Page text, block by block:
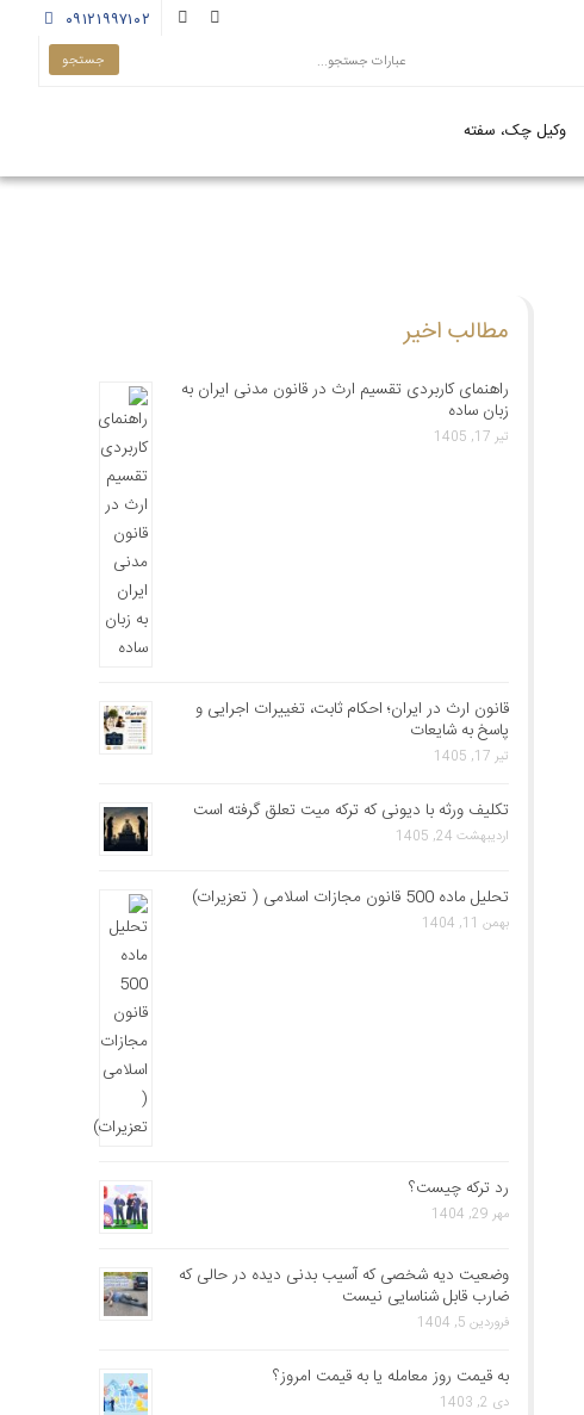
۰۹۱۲۱۹۹۷۱۰۲
وکیل چک، سفته
مطالب اخیر
راهنمای کاربردی تقسیم ارث در قانون مدنی ایران به
زبان ساده
تیر 17, 1405
قانون ارث در ایران؛ احکام ثابت، تغییرات اجرایی و
پاسخ به شایعات
تیر 17, 1405
تکلیف ورثه با دیونی که ترکه میت تعلق گرفته است
اردیبهشت 24, 1405
تحلیل ماده 500 قانون مجازات اسلامی ( تعزیرات)
بهمن 11, 1404
رد ترکه چیست؟
مهر 29, 1404
وضعیت دیه شخصی که آسیب بدنی دیده در حالی که
ضارب قابل شناسایی نیست
فروردین 5, 1404
به قیمت روز معامله یا به قیمت امروز؟
دی 2, 1403